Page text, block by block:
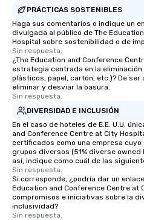
PRÁCTICAS SOSTENIBLES
Haga sus comentarios o indique un
divulgada al público de The
Hospital sobre sostenibilidad o de
Sin respuesta.
¿The Education and Conference
estrategia centrada en la
plásticos, papel, cartón, etc.)? De
eliminar y desviar la basura.
Sin respuesta.
DIVERSIDAD E INCLUSIÓN
En el caso de hoteles de E.E. U.U.
and Conference Centre at City
certificados como una empresa cuyo
grupos diversos (51% diverse owned
así, indique como cuál de las
Sin respuesta.
Si corresponde, ¿podría dar un
Education and Conference Centre at
compromisos e iniciativas sobre la
inclusividad?
Sin respuesta.